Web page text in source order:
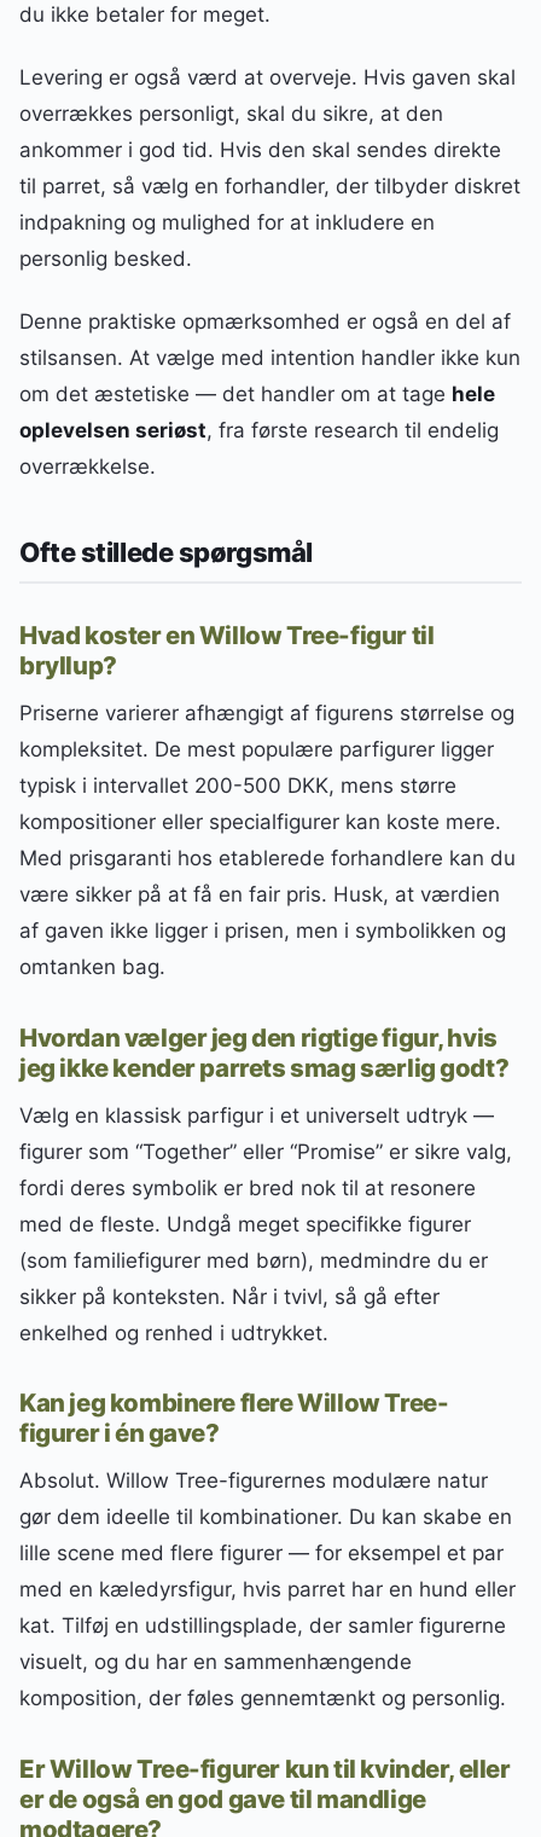
du ikke betaler for meget.
Levering er også værd at overveje. Hvis gaven skal
overrækkes personligt, skal du sikre, at den
ankommer i god tid. Hvis den skal sendes direkte
til parret, så vælg en forhandler, der tilbyder diskret
indpakning og mulighed for at inkludere en
personlig besked.
Denne praktiske opmærksomhed er også en del af
stilsansen. At vælge med intention handler ikke kun
om det æstetiske — det handler om at tage hele
oplevelsen seriøst, fra første research til endelig
overrækkelse.
Ofte stillede spørgsmål
Hvad koster en Willow Tree-figur til
bryllup?
Priserne varierer afhængigt af figurens størrelse og
kompleksitet. De mest populære parfigurer ligger
typisk i intervallet 200-500 DKK, mens større
kompositioner eller specialfigurer kan koste mere.
Med prisgaranti hos etablerede forhandlere kan du
være sikker på at få en fair pris. Husk, at værdien
af gaven ikke ligger i prisen, men i symbolikken og
omtanken bag.
Hvordan vælger jeg den rigtige figur, hvis
jeg ikke kender parrets smag særlig godt?
Vælg en klassisk parfigur i et universelt udtryk —
figurer som “Together” eller “Promise” er sikre valg,
fordi deres symbolik er bred nok til at resonere
med de fleste. Undgå meget specifikke figurer
(som familiefigurer med børn), medmindre du er
sikker på konteksten. Når i tvivl, så gå efter
enkelhed og renhed i udtrykket.
Kan jeg kombinere flere Willow Tree-
figurer i én gave?
Absolut. Willow Tree-figurernes modulære natur
gør dem ideelle til kombinationer. Du kan skabe en
lille scene med flere figurer — for eksempel et par
med en kæledyrsfigur, hvis parret har en hund eller
kat. Tilføj en udstillingsplade, der samler figurerne
visuelt, og du har en sammenhængende
komposition, der føles gennemtænkt og personlig.
Er Willow Tree-figurer kun til kvinder, eller
er de også en god gave til mandlige
modtagere?